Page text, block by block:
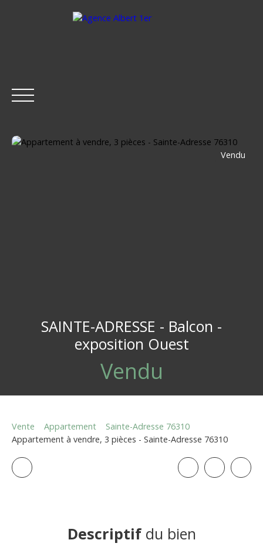
Vendu
SAINTE-ADRESSE - Balcon -
exposition Ouest
Vendu
Vente Appartement
Sainte-Adresse 76310
Appartement à vendre, 3 pièces - Sainte-Adresse 76310
Descriptifdu bien